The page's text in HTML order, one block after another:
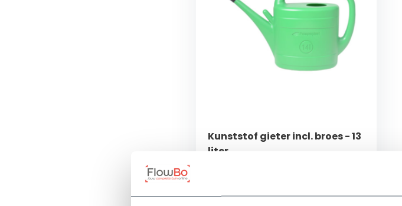
Kunststof gieter incl. broes - 13
liter
✓ Kunststof gieter